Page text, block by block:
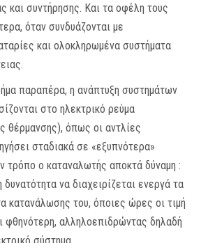
και συντήρησης. Και τα οφέλη τους
όταν συνδυάζονται με
και ολοκληρωμένα συστήματα
παραπέρα, η ανάπτυξη συστημάτων
στο ηλεκτρικό ρεύμα
θέρμανσης), όπως οι αντλίες
σταδιακά σε «εξυπνότερα»
τρόπο ο καταναλωτής αποκτά δύναμη :
δυνατότητα να διαχειρίζεται ενεργά τα
κατανάλωσης του, όποιες ώρες οι τιμή
φθηνότερη, αλληλοεπιδρώντας δηλαδή
σύστημα.